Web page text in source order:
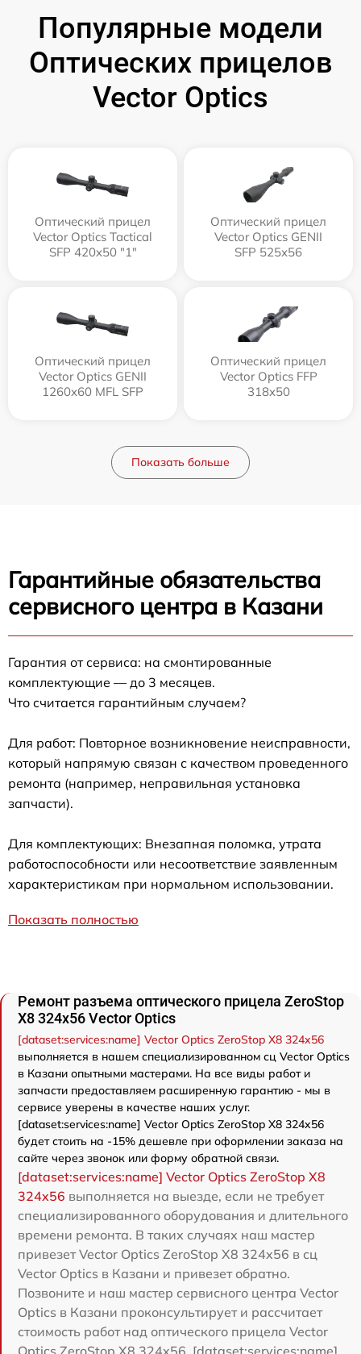
Популярные модели
Оптических прицелов
Vector Optics
Оптический прицел
Vector Optics Tactical
SFP 420x50 "1"
Оптический прицел
Vector Optics GENII
SFP 525x56
Оптический прицел
Vector Optics GENII
1260x60 MFL SFP
Оптический прицел
Vector Optics FFP
318x50
Показать больше
Гарантийные обязательства
сервисного центра в Казани
Гарантия от сервиса: на смонтированные
комплектующие — до 3 месяцев.
Что считается гарантийным случаем?
Для работ: Повторное возникновение неисправности,
который напрямую связан с качеством проведенного
ремонта (например, неправильная установка
запчасти).
Для комплектующих: Внезапная поломка, утрата
работоспособности или несоответствие заявленным
характеристикам при нормальном использовании.
Показать полностью
Ремонт разъема оптического прицела ZeroStop
X8 324x56 Vector Optics
[dataset:services:name] Vector Optics ZeroStop X8 324x56
выполняется в нашем специализированном сц Vector Optics
в Казани опытными мастерами. На все виды работ и
запчасти предоставляем расширенную гарантию - мы в
сервисе уверены в качестве наших услуг.
[dataset:services:name] Vector Optics ZeroStop X8 324x56
будет стоить на -15% дешевле при оформлении заказа на
сайте через звонок или форму обратной связи.
[dataset:services:name] Vector Optics ZeroStop X8
324x56 выполняется на выезде, если не требует
специализированного оборудования и длительного
времени ремонта. В таких случаях наш мастер
привезет Vector Optics ZeroStop X8 324x56 в сц
Vector Optics в Казани и привезет обратно.
Позвоните и наш мастер сервисного центра Vector
Optics в Казани проконсультирует и рассчитает
стоимость работ над оптического прицела Vector